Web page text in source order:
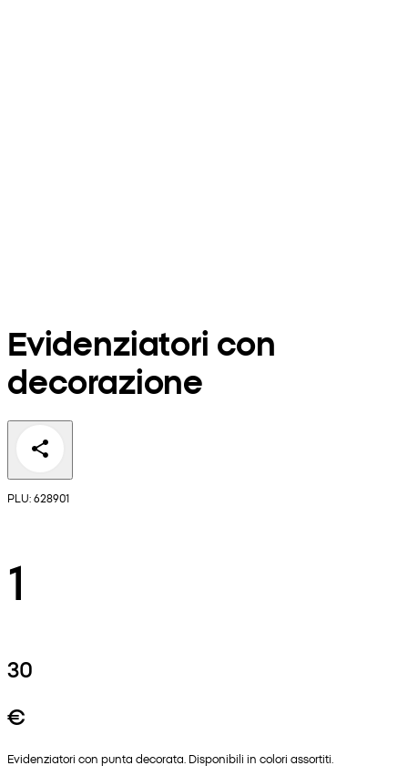
Evidenziatori con
decorazione
PLU: 628901
1
30
€
Evidenziatori con punta decorata. Disponibili in colori assortiti.